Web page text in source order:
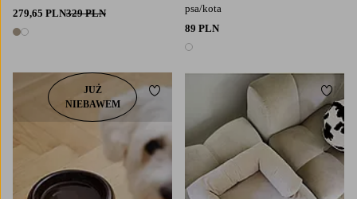
279,65 PLN329 PLN
2 kolory
psa/kota
89 PLN
1 kolor
JUŻ
NIEBAWEM
Dodaj do ulubionych
S